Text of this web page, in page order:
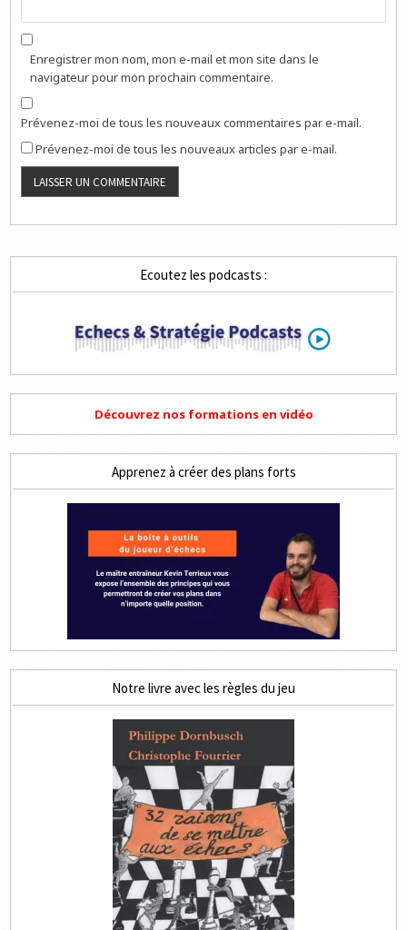
Enregistrer mon nom, mon e-mail et mon site dans le
navigateur pour mon prochain commentaire.
Prévenez-moi de tous les nouveaux commentaires par e-mail.
Prévenez-moi de tous les nouveaux articles par e-mail.
Ecoutez les podcasts :
Découvrez nos formations en vidéo
Apprenez à créer des plans forts
Notre livre avec les règles du jeu